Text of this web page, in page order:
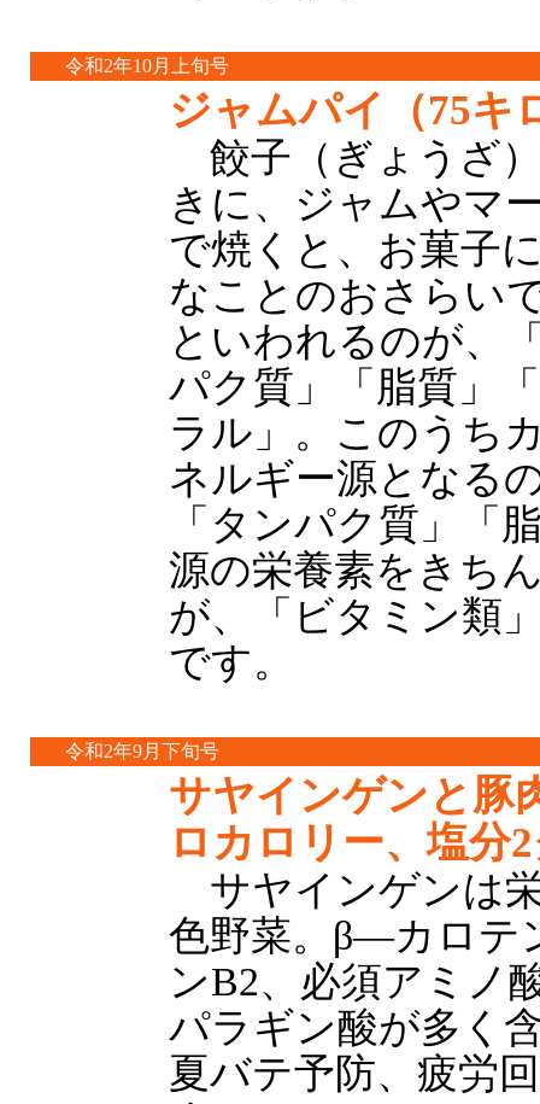
令和2年10月上旬号
ジャムパイ（75キ
餃子（ぎょうざ
きに、ジャムやマ
で焼くと、お菓子
なことのおさらい
といわれるのが、
パク質」「脂質」
ラル」。このうち
ネルギー源となる
「タンパク質」「
源の栄養素をきち
が、「ビタミン類
です。
令和2年9月下旬号
サヤインゲンと豚
ロカロリー、塩分
サヤインゲンは
色野菜。β—カロテ
ンB2、必須アミノ
パラギン酸が多く
夏バテ予防、疲労